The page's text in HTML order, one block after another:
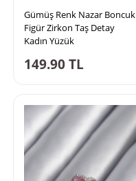
Gümüş Renk Nazar Boncuk
Figür Zirkon Taş Detay
Kadın Yüzük
149.90TL